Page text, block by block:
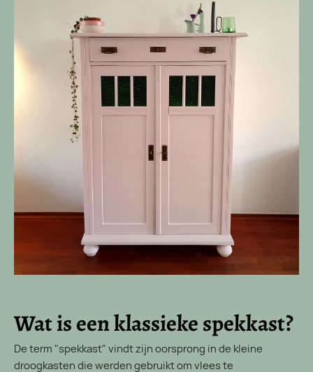
Wat is een klassieke spekkast?
De term "spekkast" vindt zijn oorsprong in de kleine
droogkasten die werden gebruikt om vlees te